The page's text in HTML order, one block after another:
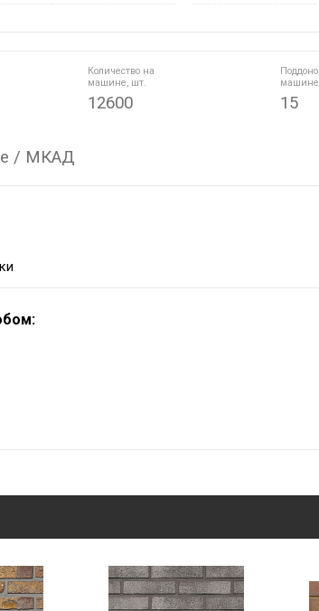
Количество на
машине, шт.
12600 15
/ МКАД